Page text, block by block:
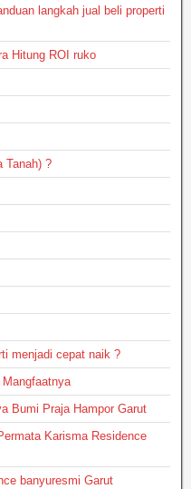
langkah jual beli properti
Hitung ROI ruko
Tanah) ?
menjadi cepat naik ?
Bumi Praja Hampor Garut
Karisma Residence
banyuresmi Garut